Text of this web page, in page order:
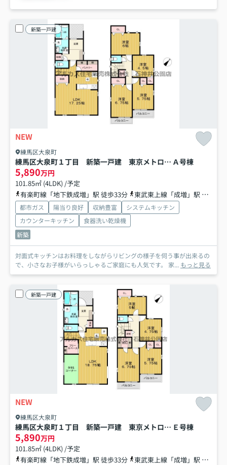
新築一戸建
NEW
練馬区大泉町
練馬区大泉町１丁目 新築一戸建 東京メトロ有楽町線・副都心線 地下鉄成増 Ａ号棟
5,890万円
101.85㎡ (4LDK) /予定
有楽町線「地下鉄成増」駅 徒歩33分
東武東上線「成増」駅 バス15分 東武バス「南大和」 停歩6分
都市ガス 陽当り良好 収納豊富
システムキッチン
カウンターキッチン
食器洗い乾燥機
新築
対面式キッチンはお料理をしながらリビングの様子を伺う事が出来るの
で、小さなお子様がいらっしゃるご家庭にも人気です。 家... もっと見る
新築一戸建
NEW
練馬区大泉町
練馬区大泉町１丁目 新築一戸建 東京メトロ有楽町線・副都心線 地下鉄成増 Ｅ号棟
5,890万円
101.85㎡ (4LDK) /予定
有楽町線「地下鉄成増」駅 徒歩33分
東武東上線「成増」駅 バス15分 東武バス「南大和」 停歩6分